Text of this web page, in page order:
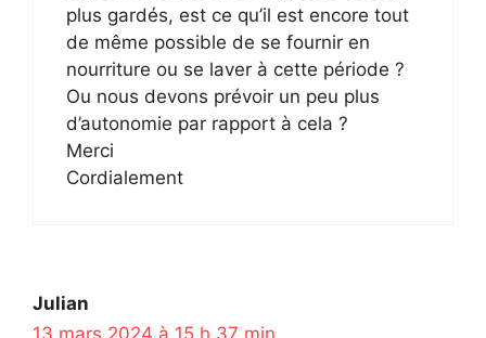
plus gardés, est ce qu’il est encore tout
de même possible de se fournir en
nourriture ou se laver à cette période ?
Ou nous devons prévoir un peu plus
d’autonomie par rapport à cela ?
Merci
Cordialement
Julian
13 mars 2024 à 15 h 37 min